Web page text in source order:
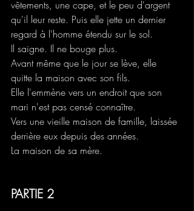
vêtements, une cape, et le peu d'argent
qu'il leur reste. Puis elle jette un dernier
regard à l'homme étendu sur le sol.
Il saigne. Il ne bouge plus.
Avant même que le jour se lève, elle
quitte la maison avec son fils.
Elle l'emmène vers un endroit que son
mari n'est pas censé connaître.
Vers une vieille maison de famille, laissée
derrière eux depuis des années.
La maison de sa mère.
PARTIE 2